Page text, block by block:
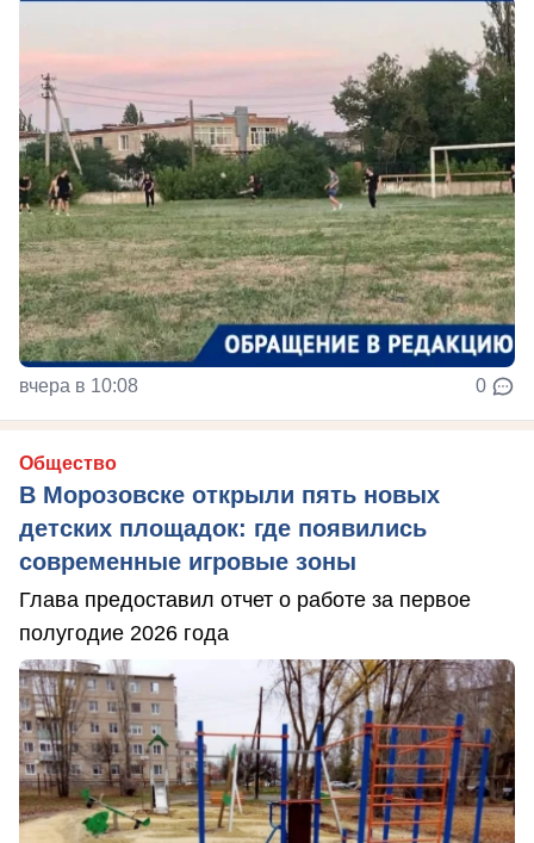
вчера в 10:08 0
Общество
В Морозовске открыли пять новых
детских площадок: где появились
современные игровые зоны
Глава предоставил отчет о работе за первое
полугодие 2026 года